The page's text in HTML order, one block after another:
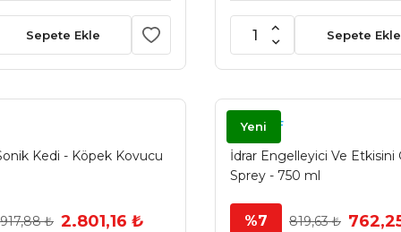
Sepete Ekle Sepete Ekle
Kedi - Köpek Kovucu
₺ 2.801,16 ₺
Yeni
GET OFF
İdrar Engelleyici Ve Etkisini
Sprey - 750 ml
%7 819,63 ₺